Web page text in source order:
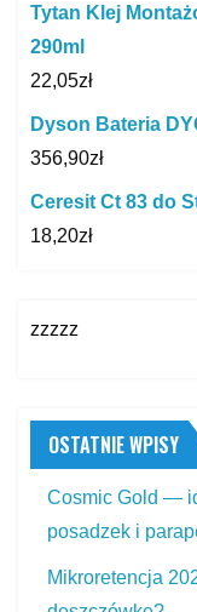
Tytan Klej
290ml
22,05zł
Dyson Bateria
356,90zł
Ceresit Ct 83 do
18,20zł
zzzzz
OSTATNIE WPISY
Cosmic Gold —
posadzek i
Mikroretencja